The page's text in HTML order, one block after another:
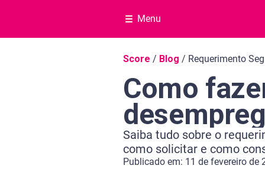
Menu
Navegação do blog
Score / Blog / Requerimento
Como
Saiba tudo sobre o
como solicitar e como
Publicado em: 11 de fevereiro de
Categoria Consultar Score
Tempo de leitura: 9 minutos